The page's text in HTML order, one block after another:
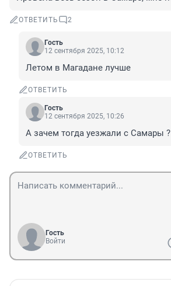
ОТВЕТИТЬ 2
Гость
12 сентября 2025, 10:12
Летом в Магадане лучше
ОТВЕТИТЬ
Гость
12 сентября 2025, 10:26
А зачем тогда уезжали с Самары ?
ОТВЕТИТЬ
Гость
Войти